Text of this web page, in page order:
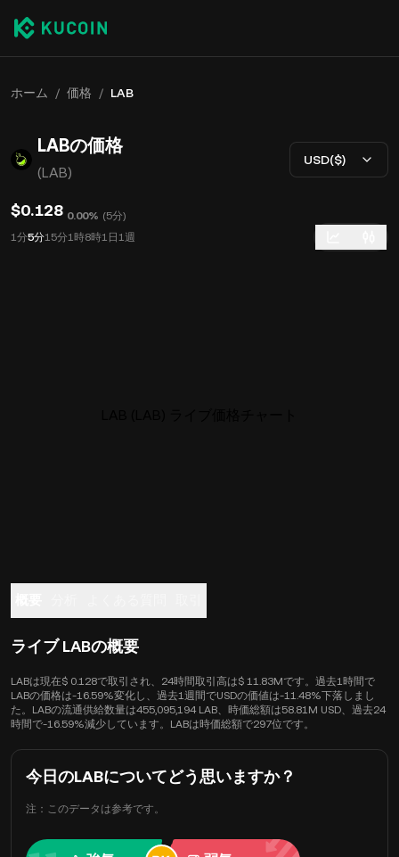
ホーム / 価格 / LAB
LABの価格
(LAB)
USD($)
$0.128 0.00% (5分)
1分5分15分1時8時1日 1週
ライブ LABの概要
LABは現在$ 0.128で取引され、24時間取引高は$ 11.83Mです。過去1時間で
LABの価格は-16.59%変化し、過去1週間でUSDの価値は-11.48%下落しまし
た。LABの流通供給数量は455,095,194 LAB、時価総額は58.81M USD、過去24
時間で-16.59%減少しています。LABは時価総額で297位です。
今日のLABについてどう思いますか？
注：このデータは参考です。